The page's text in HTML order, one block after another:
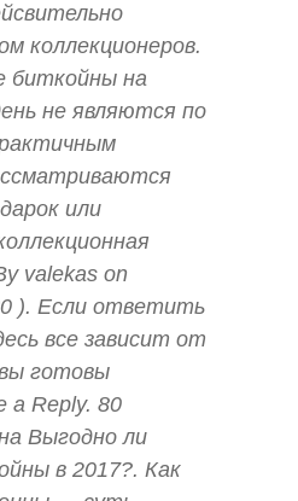
коллекционеров.
биткойны на
не являются по
или
valekas on
). Если ответить
все зависит от
готовы
a Reply. 80
Выгодно ли
в 2017?. Как